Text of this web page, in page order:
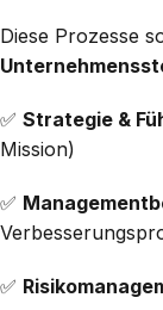
Diese Prozesse
✅ Strategie &
Mission)
✅
✅